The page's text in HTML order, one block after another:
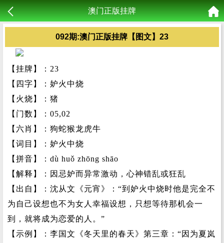
澳门正版挂牌
092期:澳门正版挂牌【图文】23
【挂牌】：23
【四字】：妒火中烧
【火烧】：猪
【门数】：05,02
【六肖】：狗蛇猴龙虎牛
【词目】：妒火中烧
【拼音】：dù huǒ zhōng shāo
【解释】：因忌妒而异常激动，心神错乱或狂乱
【出自】：沈从文《元宵》：“到妒火中烧时他是完全不
为自己设想也不为女人幸福设想，只想等待那机会一
到，就将成为恋爱的人。”
【示例】：李国文《冬天里的春天》第三章：“因为夏岚